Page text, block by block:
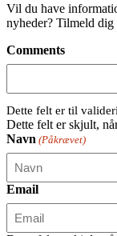
Vil du have
nyheder? Tilmeld dig
Comments
Dette felt er til
Dette felt er skjult,
Navn (Påkrævet)
Email